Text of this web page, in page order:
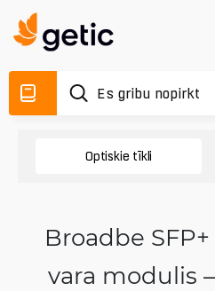
Optiskie tīkli
Broadbe SFP+
vara modulis –